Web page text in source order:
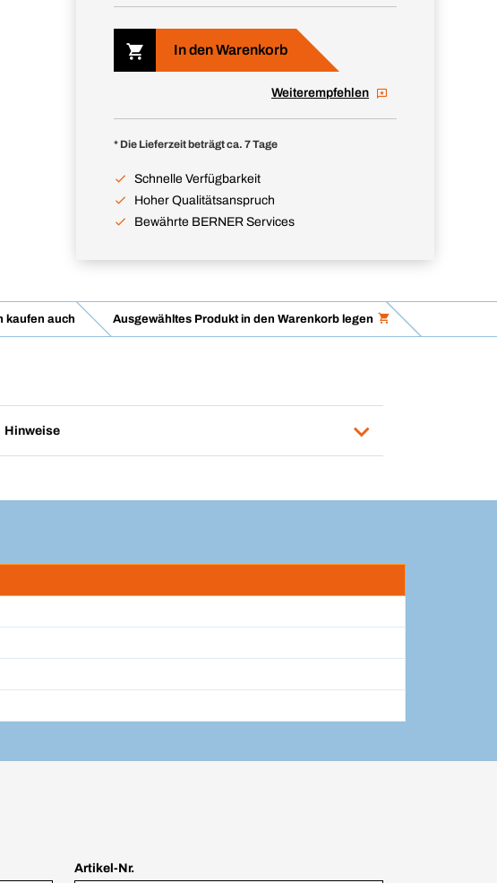
In den Warenkorb
Weiterempfehlen
* Die Lieferzeit beträgt ca. 7 Tage
Schnelle Verfügbarkeit
Hoher Qualitätsanspruch
Bewährte BERNER Services
kaufen auch Ausgewähltes Produkt in den Warenkorb legen
Hinweise
Artikel-Nr.